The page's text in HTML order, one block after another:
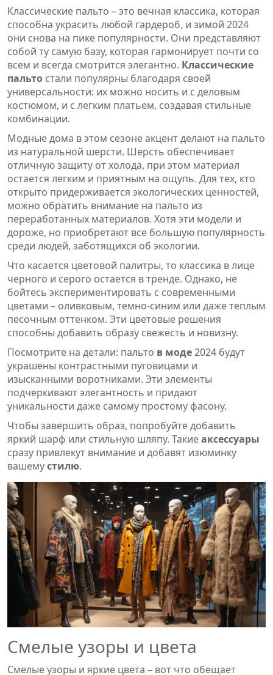
Классические пальто – это вечная классика, которая
способна украсить любой гардероб, и зимой 2024
они снова на пике популярности. Они представляют
собой ту самую базу, которая гармонирует почти со
всем и всегда смотрится элегантно. Классические
пальто стали популярны благодаря своей
универсальности: их можно носить и с деловым
костюмом, и с легким платьем, создавая стильные
комбинации.
Модные дома в этом сезоне акцент делают на пальто
из натуральной шерсти. Шерсть обеспечивает
отличную защиту от холода, при этом материал
остается легким и приятным на ощупь. Для тех, кто
открыто придерживается экологических ценностей,
можно обратить внимание на пальто из
переработанных материалов. Хотя эти модели и
дороже, но приобретают все большую популярность
среди людей, заботящихся об экологии.
Что касается цветовой палитры, то классика в лице
черного и серого остается в тренде. Однако, не
бойтесь экспериментировать с современными
цветами – оливковым, темно-синим или даже теплым
песочным оттенком. Эти цветовые решения
способны добавить образу свежесть и новизну.
Посмотрите на детали: пальто в моде2024 будут
украшены контрастными пуговицами и
изысканными воротниками. Эти элементы
подчеркивают элегантность и придают
уникальности даже самому простому фасону.
Чтобы завершить образ, попробуйте добавить
яркий шарф или стильную шляпу. Такиеаксессуары
сразу привлекут внимание и добавят изюминку
вашемустилю.
Смелые узоры и цвета
Смелые узоры и яркие цвета – вот что обещает